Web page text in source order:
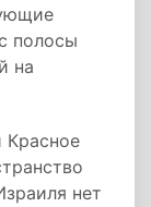
полосы
на
нет